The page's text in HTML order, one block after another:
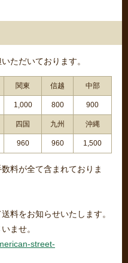
ただいております。
関東 信越 中部
1,000 800 900
四国 九州 沖縄
960 960 1,500
料が全て含まれておりま
料をお知らせいたします。
ませ。
street-